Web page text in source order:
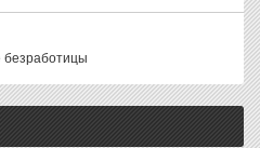
безработицы